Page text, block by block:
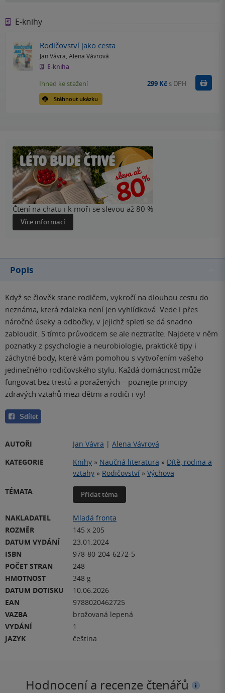
E-knihy
Rodičovství jako cesta
Jan Vávra, Alena Vávrová
E-kniha
Stáhnout ukázku
Ihned ke stažení 299 Kč s DPH Koupit
Čtení na chatu i k moři se slevou až 80 %
Více informací
Popis
Když se člověk stane rodičem, vykročí na dlouhou cestu do
neznáma, která zdaleka není jen vyhlídková. Vede i přes
náročné úseky a odbočky, v jejichž spleti se dá snadno
zabloudit. S tímto průvodcem se ale neztratíte. Najdete v něm
poznatky z psychologie a neurobiologie, praktické tipy i
záchytné body, které vám pomohou s vytvořením vašeho
jedinečného rodičovského stylu. Každá domácnost může
fungovat bez trestů a poražených – poznejte principy
zdravých vztahů mezi dětmi a rodiči i vy!
Sdílet
AUTOŘI Jan Vávra | Alena Vávrová
KATEGORIE
Knihy » Naučná literatura » Dítě, rodina a
vztahy » Rodičovství » Výchova
TÉMATA
Přidat téma
NAKLADATEL
Mladá fronta
ROZMĚR
145 x 205
DATUM VYDÁNÍ
23.01.2024
ISBN
978-80-204-6272-5
POČET STRAN
248
HMOTNOST
348 g
DATUM DOTISKU
10.06.2026
EAN
9788020462725
VAZBA
brožovaná lepená
VYDÁNÍ
1
JAZYK
čeština
Hodnocení a recenze čtenářů